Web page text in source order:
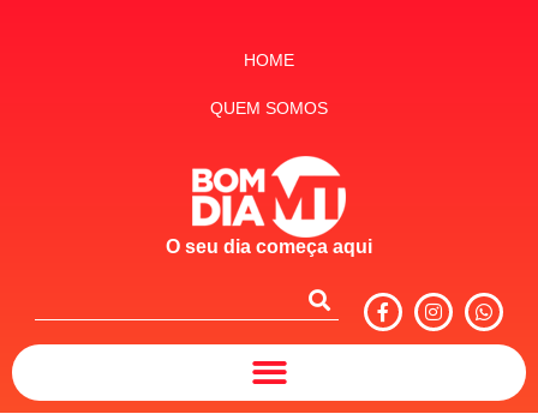
HOME
QUEM SOMOS
O seu dia começa aqui